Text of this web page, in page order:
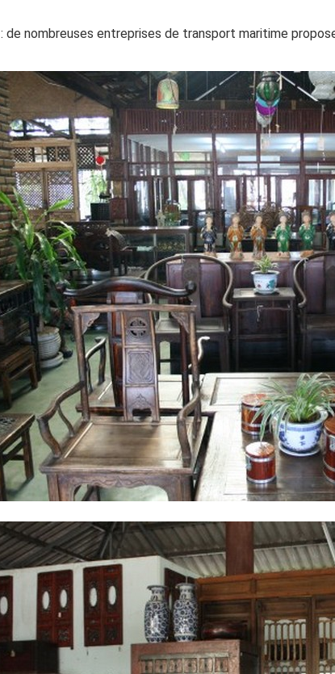
: de nombreuses entreprises de transport maritime